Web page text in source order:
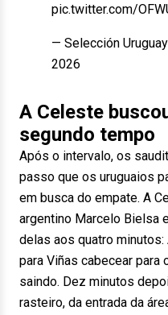
pic.twitter.com/
— Selección
2026
A Celeste
segundo tempo
Após o intervalo, os
passo que os uruguaios
em busca do empate. A
argentino Marcelo Bielsa
delas aos quatro
para Viñas cabecear para
saindo. Dez minutos
rasteiro, da entrada da